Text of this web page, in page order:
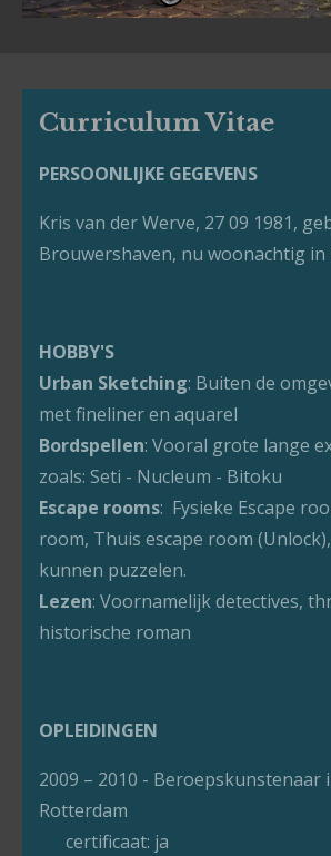
Curriculum Vitae
PERSOONLIJKE GEGEVENS
Kris van der Werve, 27 09 1981,
Brouwershaven, nu woonachtig
HOBBY'S
Urban Sketching: Buiten de
met fineliner en aquarel
Bordspellen: Vooral grote lange
zoals: Seti - Nucleum - Bitoku
Escape rooms: Fysieke Escape
room, Thuis escape room
kunnen puzzelen.
Lezen: Voornamelijk detectives,
historische roman
OPLEIDINGEN
2009 – 2010 - Beroepskunstenaar
certificaat: ja